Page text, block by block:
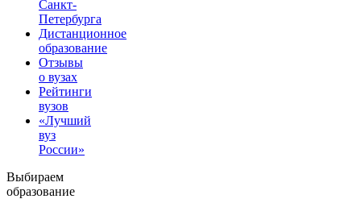
Санкт-
Петербурга
Дистанционное
образование
Отзывы
о вузах
Рейтинги
вузов
«Лучший
вуз
России»
Выбираем
образование